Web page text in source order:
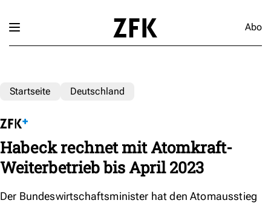
Abo
Startseite Deutschland
Habeck rechnet mit Atomkraft-
Weiterbetrieb bis April 2023
Der Bundeswirtschaftsminister hat den Atomausstieg